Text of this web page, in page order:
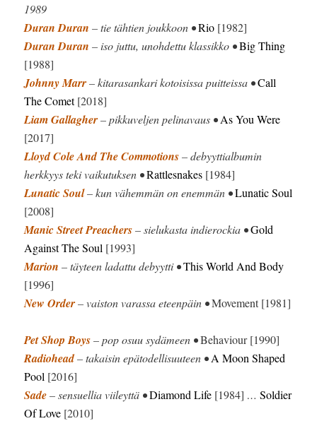
1989
Duran Duran – tie tähtien joukkoon •Rio [1982]
Duran Duran – iso juttu, unohdettu klassikko •Big Thing
[1988]
Johnny Marr– kitarasankari kotoisissa puitteissa •Call
The Comet[2018]
Liam Gallagher– pikkuveljen pelinavaus •As You Were
[2017]
Lloyd Cole And The Commotions– debyyttialbumin
herkkyys teki vaikutuksen •Rattlesnakes [1984]
Lunatic Soul– kun vähemmän on enemmän •Lunatic Soul
[2008]
Manic Street Preachers– sielukasta indierockia •Gold
Against The Soul [1993]
Marion – täyteen ladattu debyytti •This World And Body
[1996]
New Order– vaiston varassa eteenpäin •Movement [1981]
Pet Shop Boys– pop osuu sydämeen •Behaviour [1990]
Radiohead– takaisin epätodellisuuteen •A Moon Shaped
Pool [2016]
Sade– sensuellia viileyttä •Diamond Life [1984] …Soldier
Of Love [2010]